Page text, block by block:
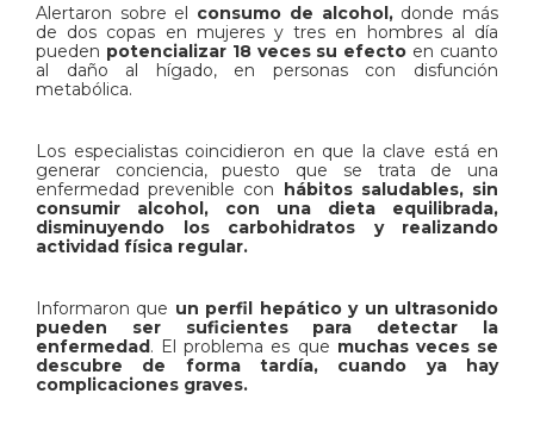
Alertaron sobre el consumo de alcohol,donde más
de dos copas en mujeres y tres en hombres al día
pueden potencializar 18 veces su efecto en cuanto
al daño al hígado, en personas con disfunción
metabólica.
Los especialistas coincidieron en que la clave está en
generar conciencia, puesto que se trata de una
enfermedad prevenible con hábitos saludables, sin
consumir alcohol, con una dieta equilibrada,
disminuyendo los carbohidratos y realizando
actividad física regular.
Informaron que un perfil hepático y un ultrasonido
pueden ser suficientes para detectar la
enfermedad. El problema es que muchas veces se
descubre de forma tardía, cuando ya hay
complicaciones graves.